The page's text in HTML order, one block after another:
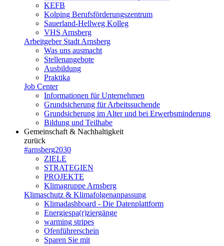
KEFB
Kolping Berufsförderungszentrum
Sauerland-Hellweg Kolleg
VHS Arnsberg
Arbeitgeber Stadt Arnsberg
Was uns ausmacht
Stellenangebote
Ausbildung
Praktika
Job Center
Informationen für Unternehmen
Grundsicherung für Arbeitssuchende
Grundsicherung im Alter und bei Erwerbsminderung
Bildung und Teilhabe
Gemeinschaft & Nachhaltigkeit
zurück
#arnsberg2030
ZIELE
STRATEGIEN
PROJEKTE
Klimagruppe Arnsberg
Klimaschutz & Klimafolgenanpassung
Klimadashboard - Die Datenplattform
Energiespa(r)ziergänge
warming stripes
Ofenführerschein
Sparen Sie mit